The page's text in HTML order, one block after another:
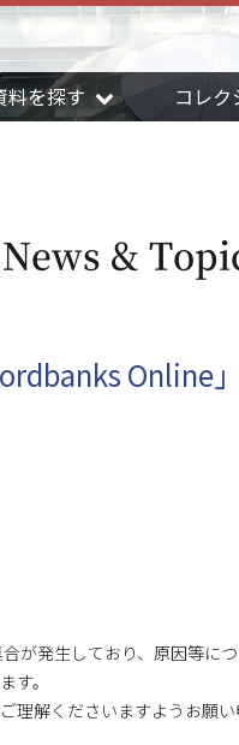
料を探す コレク
News &
Online
が発生しており、原因等につ
す。
理解くださいますようお願い